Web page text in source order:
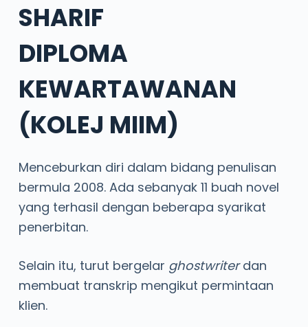
SHARIF
DIPLOMA
KEWARTAWANAN
(KOLEJ MIIM)
Menceburkan diri dalam bidang penulisan
bermula 2008. Ada sebanyak 11 buah novel
yang terhasil dengan beberapa syarikat
penerbitan.
Selain itu, turut bergelar ghostwriterdan
membuat transkrip mengikut permintaan
klien.